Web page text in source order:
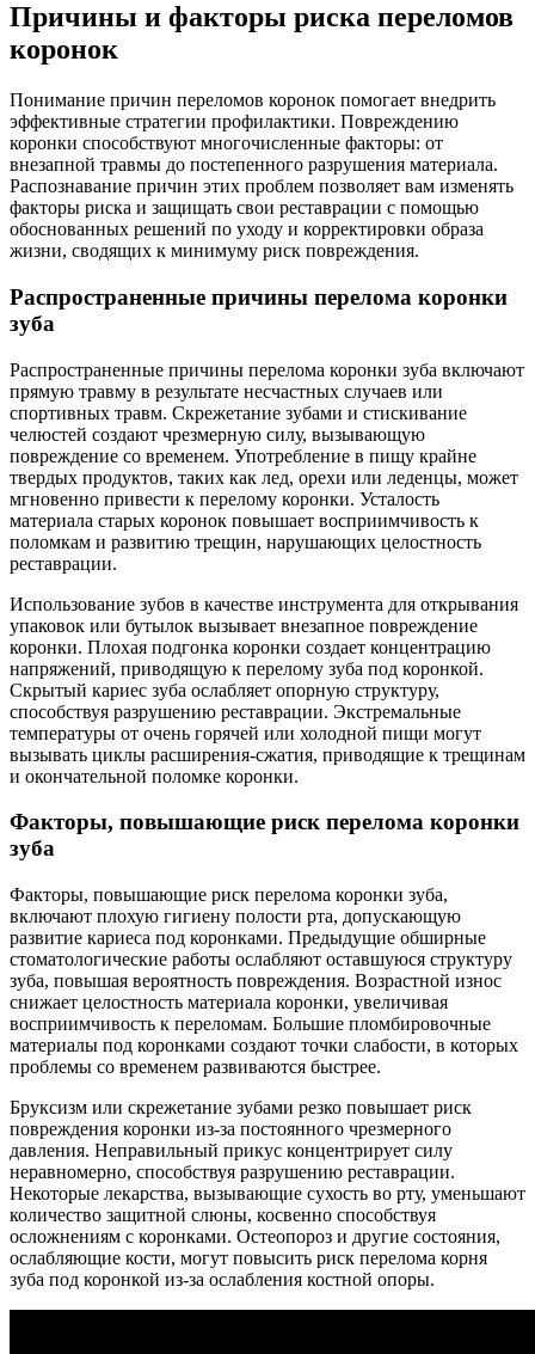
Причины и факторы риска переломов
коронок
Понимание причин переломов коронок помогает внедрить
эффективные стратегии профилактики. Повреждению
коронки способствуют многочисленные факторы: от
внезапной травмы до постепенного разрушения материала.
Распознавание причин этих проблем позволяет вам изменять
факторы риска и защищать свои реставрации с помощью
обоснованных решений по уходу и корректировки образа
жизни, сводящих к минимуму риск повреждения.
Распространенные причины перелома коронки
зуба
Распространенные причины перелома коронки зуба включают
прямую травму в результате несчастных случаев или
спортивных травм. Скрежетание зубами и стискивание
челюстей создают чрезмерную силу, вызывающую
повреждение со временем. Употребление в пищу крайне
твердых продуктов, таких как лед, орехи или леденцы, может
мгновенно привести к перелому коронки. Усталость
материала старых коронок повышает восприимчивость к
поломкам и развитию трещин, нарушающих целостность
реставрации.
Использование зубов в качестве инструмента для открывания
упаковок или бутылок вызывает внезапное повреждение
коронки. Плохая подгонка коронки создает концентрацию
напряжений, приводящую к перелому зуба под коронкой.
Скрытый кариес зуба ослабляет опорную структуру,
способствуя разрушению реставрации. Экстремальные
температуры от очень горячей или холодной пищи могут
вызывать циклы расширения-сжатия, приводящие к трещинам
и окончательной поломке коронки.
Факторы, повышающие риск перелома коронки
зуба
Факторы, повышающие риск перелома коронки зуба,
включают плохую гигиену полости рта, допускающую
развитие кариеса под коронками. Предыдущие обширные
стоматологические работы ослабляют оставшуюся структуру
зуба, повышая вероятность повреждения. Возрастной износ
снижает целостность материала коронки, увеличивая
восприимчивость к переломам. Большие пломбировочные
материалы под коронками создают точки слабости, в которых
проблемы со временем развиваются быстрее.
Бруксизм или скрежетание зубами резко повышает риск
повреждения коронки из-за постоянного чрезмерного
давления. Неправильный прикус концентрирует силу
неравномерно, способствуя разрушению реставрации.
Некоторые лекарства, вызывающие сухость во рту, уменьшают
количество защитной слюны, косвенно способствуя
осложнениям с коронками. Остеопороз и другие состояния,
ослабляющие кости, могут повысить риск перелома корня
зуба под коронкой из-за ослабления костной опоры.